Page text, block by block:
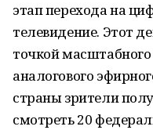
этап перехода на
телевидение. Этот
точкой
аналогового
страны зрители
смотреть 20